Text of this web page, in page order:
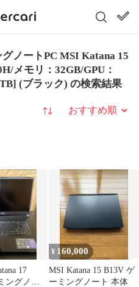
ノートPC MSI Katana 15
メモリ：32GB/GPU：
(ブラック) の検索結果
並び替え
17
ングノー
¥ 160,000
MSI Katana 15 B13V ゲ
ーミングノート 本体